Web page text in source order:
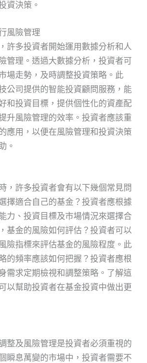
資決策。
風險管理
許多投資者開始運用數據分析和人
管理。透過大數據分析，投資者可
場走勢，及時調整投資策略。此
公司提供的智能投資顧問服務，能
和投資目標，提供個性化的資產配
升風險管理的效率。投資者應該重
應用，以便在風險管理和投資決策
。
，許多投資者會有以下幾個常見問
擇適合自己的基金？投資者應根據
力、投資目標及市場情況來選擇合
基金的風險如何評估？投資者可以
險指標來評估基金的風險程度。此
的頻率應該如何把握？投資者應根
需求定期檢視和調整策略。了解這
以幫助投資者在基金投資中做出更
整及風險管理是投資者必須重視的
瞬息萬變的市場中，投資者需要不